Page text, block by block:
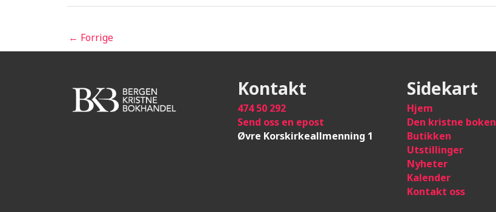
← Forrige
Kontakt
474 50 292
Send oss en epost
Øvre Korskirkeallmenning 1
Sidekart
Hjem
Den kristne boken
Butikken
Utstillinger
Nyheter
Kalender
Kontakt oss